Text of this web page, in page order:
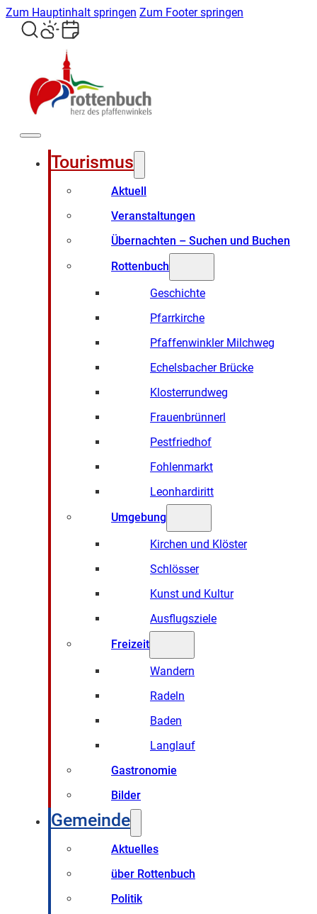
Zum Hauptinhalt springen Zum Footer springen
Tourismus
Aktuell
Veranstaltungen
Übernachten – Suchen und Buchen
Rottenbuch
Geschichte
Pfarrkirche
Pfaffenwinkler Milchweg
Echelsbacher Brücke
Klosterrundweg
Frauenbrünnerl
Pestfriedhof
Fohlenmarkt
Leonhardiritt
Umgebung
Kirchen und Klöster
Schlösser
Kunst und Kultur
Ausflugsziele
Freizeit
Wandern
Radeln
Baden
Langlauf
Gastronomie
Bilder
Gemeinde
Aktuelles
über Rottenbuch
Politik